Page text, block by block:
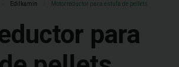
Edilkamin
Motorreductor para estufa de pellets
para